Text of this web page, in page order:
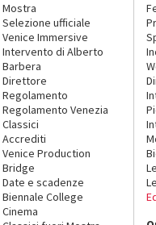
Mostra
Selezione ufficiale
Venice Immersive
Intervento di Alberto
Barbera
Direttore
Regolamento
Regolamento Venezia
Classici
Accrediti
Venice Production
Bridge
Date e scadenze
Biennale College
Cinema